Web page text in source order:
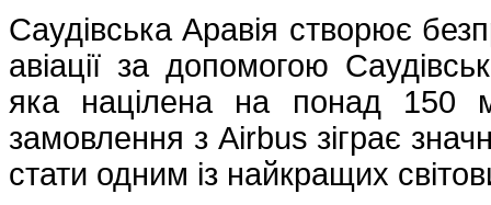
Саудівська Аравія створює
авіації за допомогою
яка націлена на понад 150
замовлення з Airbus зіграє
стати одним із найкращих